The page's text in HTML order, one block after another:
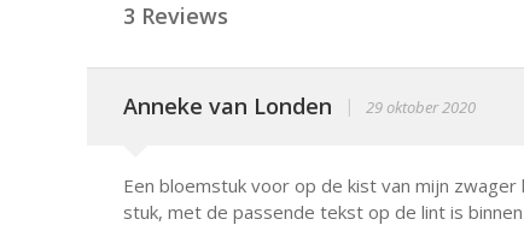
3 Reviews
Anneke van Londen | 29 oktober 2020
Een bloemstuk voor op de kist van mijn
stuk, met de passende tekst op de lint is